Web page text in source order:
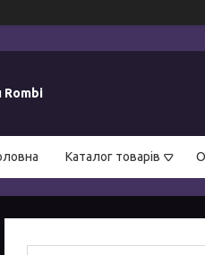
Rombi
Каталог товарів